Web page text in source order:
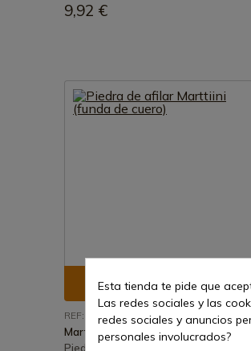
9,92 €
Ver producto
REF: 1511010
Marttiini
Piedra de afilar Marttiini (funda de
Esta tienda te pide que
Las redes sociales y las
redes sociales y anuncios
personales involucrados?